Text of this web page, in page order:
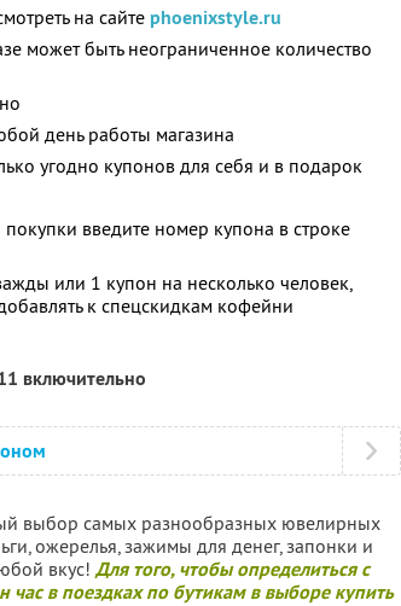
на сайте phoenixstyle.ru
может быть неограниченное количество
день работы магазина
угодно купонов для себя и в подарок
введите номер купона в строке
или 1 купон на несколько человек,
к спецскидкам кофейни
включительно
выбор самых разнообразных ювелирных
ожерелья, зажимы для денег, запонки и
вкус! Для того, чтобы определиться с
в поездках по бутикам в выборе купить